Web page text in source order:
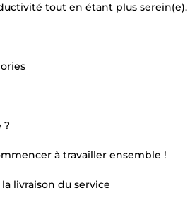
tout en étant plus serein(e).
?
à travailler ensemble !
livraison du service